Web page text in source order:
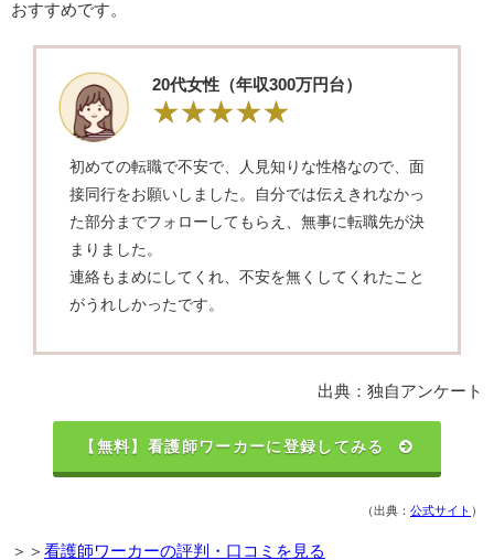
おすすめです。
20代女性（年収300万円台）
初めての転職で不安で、人見知りな性格なので、面
接同行をお願いしました。自分では伝えきれなかっ
た部分までフォローしてもらえ、無事に転職先が決
まりました。
連絡もまめにしてくれ、不安を無くしてくれたこと
がうれしかったです。
出典：独自アンケート
【無料】看護師ワーカーに登録してみる
（出典： 公式サイト ）
＞＞ 看護師ワーカーの評判・口コミを見る